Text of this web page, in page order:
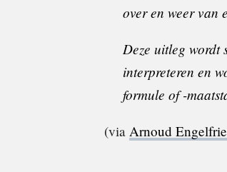
over en weer van
Deze uitleg wordt
interpreteren en
formule of -
(via Arnoud